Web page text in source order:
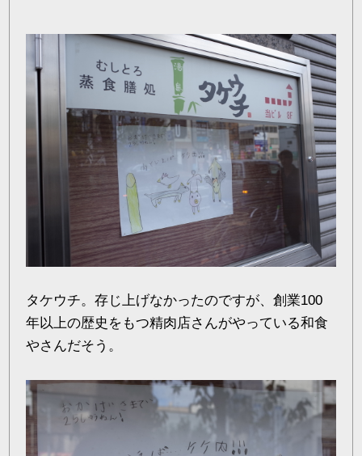
タケウチ。存じ上げなかったのですが、創業100
年以上の歴史をもつ精肉店さんがやっている和食
やさんだそう。